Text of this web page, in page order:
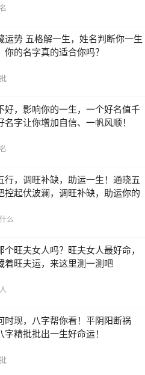
运势 五格解一生，姓名判断你一生
你的名字真的适合你吗？
好，影响你的一生，一个好名值千
名字让你增加自信、一帆风顺！
行，调旺补缺，助运一生！通晓五
控起伏波澜，调旺补缺，助运你的
么
个旺夫女人吗？旺夫女人最好命，
着旺夫运，来这里测一测吧
时现，八字帮你看！平阴阳断祸
字精批批出一生好命运！